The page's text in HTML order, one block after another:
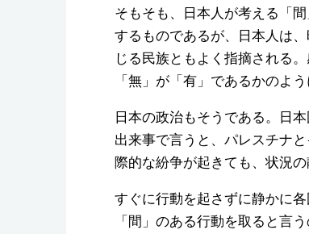
そもそも、日本人が考える「
するものであるが、日本人は
じる民族ともよく指摘される
「無」が「有」であるかのよ
日本の政治もそうである。日
出来事で言うと、パレスチナ
際的な紛争が起きても、状況
すぐに行動を起さずに静かに
「間」のある行動を取ると言